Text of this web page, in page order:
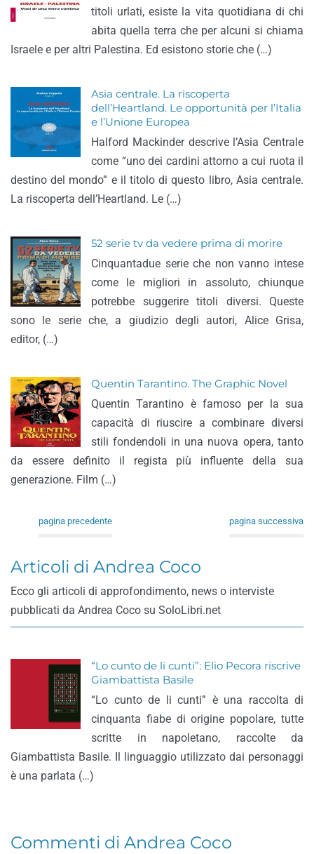
titoli urlati, esiste la vita quotidiana di chi
abita quella terra che per alcuni si chiama
Israele e per altri Palestina. Ed esistono storie che (…)
Asia centrale. La riscoperta
dell’Heartland. Le opportunità per l’Italia
e l’Unione Europea
Halford Mackinder descrive l’Asia Centrale
come “uno dei cardini attorno a cui ruota il
destino del mondo” e il titolo di questo libro, Asia centrale.
La riscoperta dell’Heartland. Le (…)
52 serie tv da vedere prima di morire
Cinquantadue serie che non vanno intese
come le migliori in assoluto, chiunque
potrebbe suggerire titoli diversi. Queste
sono le serie che, a giudizio degli autori, Alice Grisa,
editor, (…)
Quentin Tarantino. The Graphic Novel
Quentin Tarantino è famoso per la sua
capacità di riuscire a combinare diversi
stili fondendoli in una nuova opera, tanto
da essere definito il regista più influente della sua
generazione. Film (…)
pagina precedente pagina successiva
Articoli di Andrea Coco
Ecco gli articoli di approfondimento, news o interviste
pubblicati da Andrea Coco su SoloLibri.net
“Lo cunto de li cunti”: Elio Pecora riscrive
Giambattista Basile
“Lo cunto de li cunti” è una raccolta di
cinquanta fiabe di origine popolare, tutte
scritte in napoletano, raccolte da
Giambattista Basile. Il linguaggio utilizzato dai personaggi
è una parlata (…)
Commenti di Andrea Coco